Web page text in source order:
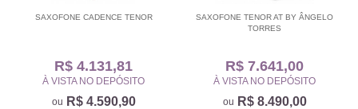
SAXOFONE CADENCE TENOR
R$ 4.131,81
À VISTA NO DEPÓSITO
R$ 4.590,90
SAXOFONE TENOR AT BY ÂNGELO
TORRES
R$ 7.641,00
À VISTA NO DEPÓSITO
R$ 8.490,00